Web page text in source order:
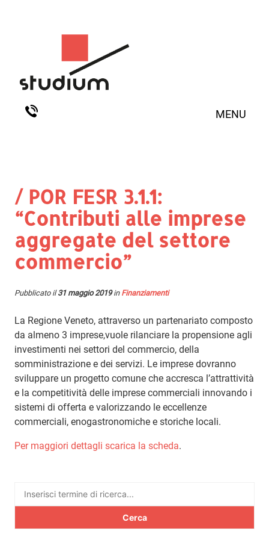
MENU
/ POR FESR 3.1.1:
“Contributi alle imprese
aggregate del settore
commercio”
Pubblicato il31 maggio 2019in Finanziamenti
La Regione Veneto, attraverso un partenariato composto
da almeno 3 imprese,vuole rilanciare la propensione agli
investimenti nei settori del commercio, della
somministrazione e dei servizi. Le imprese dovranno
sviluppare un progetto comune che accresca l’attrattività
e la competitività delle imprese commerciali innovando i
sistemi di offerta e valorizzando le eccellenze
commerciali, enogastronomiche e storiche locali.
Per maggiori dettagli scarica la scheda.
Ricerca